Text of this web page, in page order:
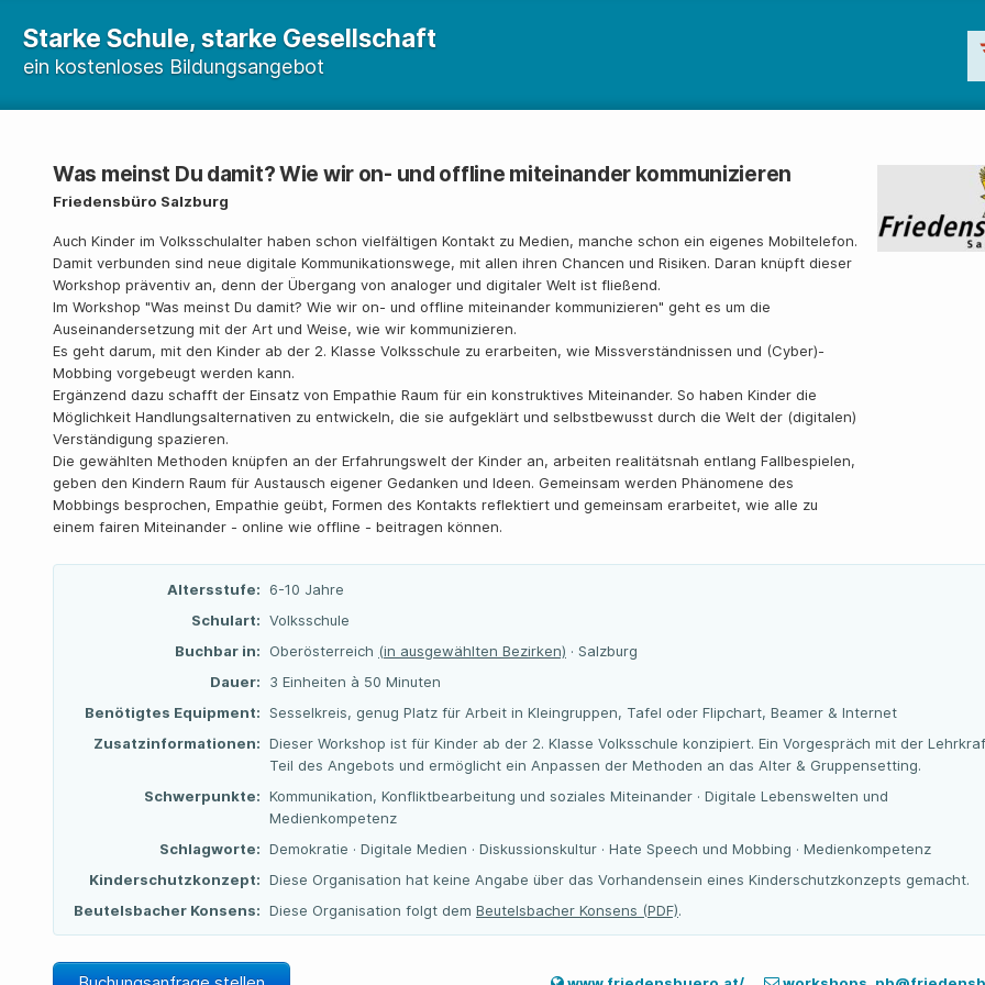
Starke Schule, starke Gesellschaft
ein kostenloses Bildungsangebot
Was meinst Du damit? Wie wir on- und offline miteinander kommunizieren
Friedensbüro Salzburg
Auch Kinder im Volksschulalter haben schon vielfältigen Kontakt zu Medien, manche schon ein eigenes Mobiltelefon.
Damit verbunden sind neue digitale Kommunikationswege, mit allen ihren Chancen und Risiken. Daran knüpft dieser
Workshop präventiv an, denn der Übergang von analoger und digitaler Welt ist fließend.
Im Workshop "Was meinst Du damit? Wie wir on- und offline miteinander kommunizieren" geht es um die
Auseinandersetzung mit der Art und Weise, wie wir kommunizieren.
Es geht darum, mit den Kinder ab der 2. Klasse Volksschule zu erarbeiten, wie Missverständnissen und (Cyber)-
Mobbing vorgebeugt werden kann.
Ergänzend dazu schafft der Einsatz von Empathie Raum für ein konstruktives Miteinander. So haben Kinder die
Möglichkeit Handlungsalternativen zu entwickeln, die sie aufgeklärt und selbstbewusst durch die Welt der (digitalen)
Verständigung spazieren.
Die gewählten Methoden knüpfen an der Erfahrungswelt der Kinder an, arbeiten realitätsnah entlang Fallbespielen,
geben den Kindern Raum für Austausch eigener Gedanken und Ideen. Gemeinsam werden Phänomene des
Mobbings besprochen, Empathie geübt, Formen des Kontakts reflektiert und gemeinsam erarbeitet, wie alle zu
einem fairen Miteinander - online wie offline - beitragen können.
Altersstufe:
6-10 Jahre
Schulart: Volksschule
Buchbar in:
Oberösterreich (in ausgewählten Bezirken) · Salzburg
Dauer:
3 Einheiten à 50 Minuten
Benötigtes Equipment: Sesselkreis, genug Platz für Arbeit in Kleingruppen, Tafel oder Flipchart, Beamer & Internet
Zusatzinformationen: Dieser Workshop ist für Kinder ab der 2. Klasse Volksschule konzipiert. Ein Vorgespräch mit der
Teil des Angebots und ermöglicht ein Anpassen der Methoden an das Alter & Gruppensetting.
Schwerpunkte: Kommunikation, Konfliktbearbeitung und soziales Miteinander · Digitale Lebenswelten und
Medienkompetenz
Schlagworte: Demokratie · Digitale Medien · Diskussionskultur · Hate Speech und Mobbing · Medienkompetenz
Kinderschutzkonzept: Diese Organisation hat keine Angabe über das Vorhandensein eines Kinderschutzkonzepts gemacht.
Beutelsbacher Konsens: Diese Organisation folgt dem Beutelsbacher Konsens (PDF).